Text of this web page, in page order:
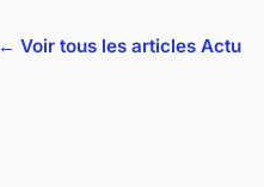
← Voir tous les articles Actu